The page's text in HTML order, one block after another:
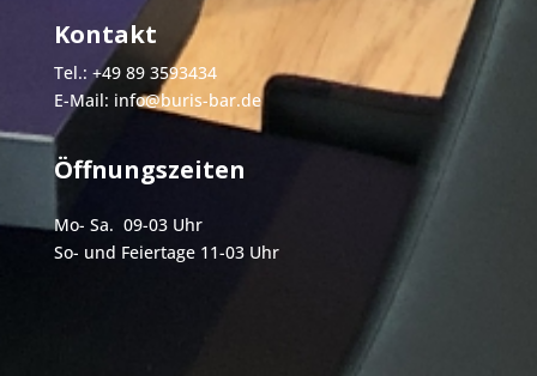
Kontakt
Tel.: +49 89 3593434
E-Mail: info@buris-bar.de
Öffnungszeiten
Mo- Sa. 09-03 Uhr
So- und Feiertage 11-03 Uhr